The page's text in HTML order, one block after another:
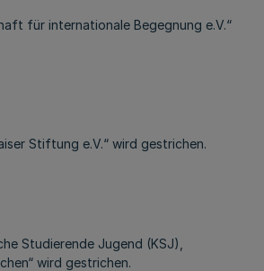
für internationale Begegnung e.V.“
Stiftung e.V.“ wird gestrichen.
Studierende Jugend (KSJ),
wird gestrichen.